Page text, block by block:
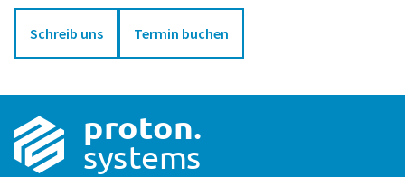
Schreib uns Termin buchen
proton.
systems